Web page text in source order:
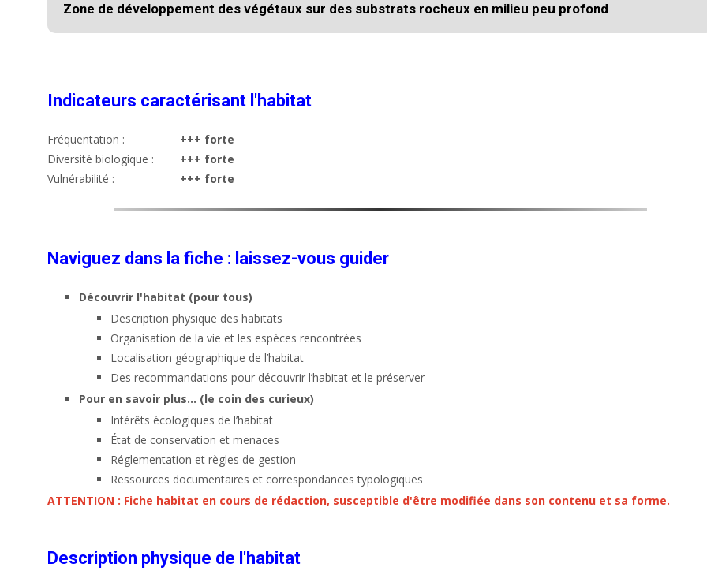
Zone de développement des végétaux sur des substrats rocheux en milieu peu profond
Indicateurs caractérisant l'habitat
Fréquentation :
+++ forte
Diversité biologique :
+++ forte
Vulnérabilité :
+++ forte
Naviguez dans la fiche : laissez-vous guider
Découvrir l'habitat (pour tous)
Description physique des habitats
Organisation de la vie et les espèces rencontrées
Localisation géographique de l’habitat
Des recommandations pour découvrir l’habitat et le préserver
Pour en savoir plus… (le coin des curieux)
Intérêts écologiques de l’habitat
État de conservation et menaces
Réglementation et règles de gestion
Ressources documentaires et correspondances typologiques
ATTENTION : Fiche habitat en cours de rédaction, susceptible d'être modifiée dans son contenu et sa forme.
Description physique de l'habitat